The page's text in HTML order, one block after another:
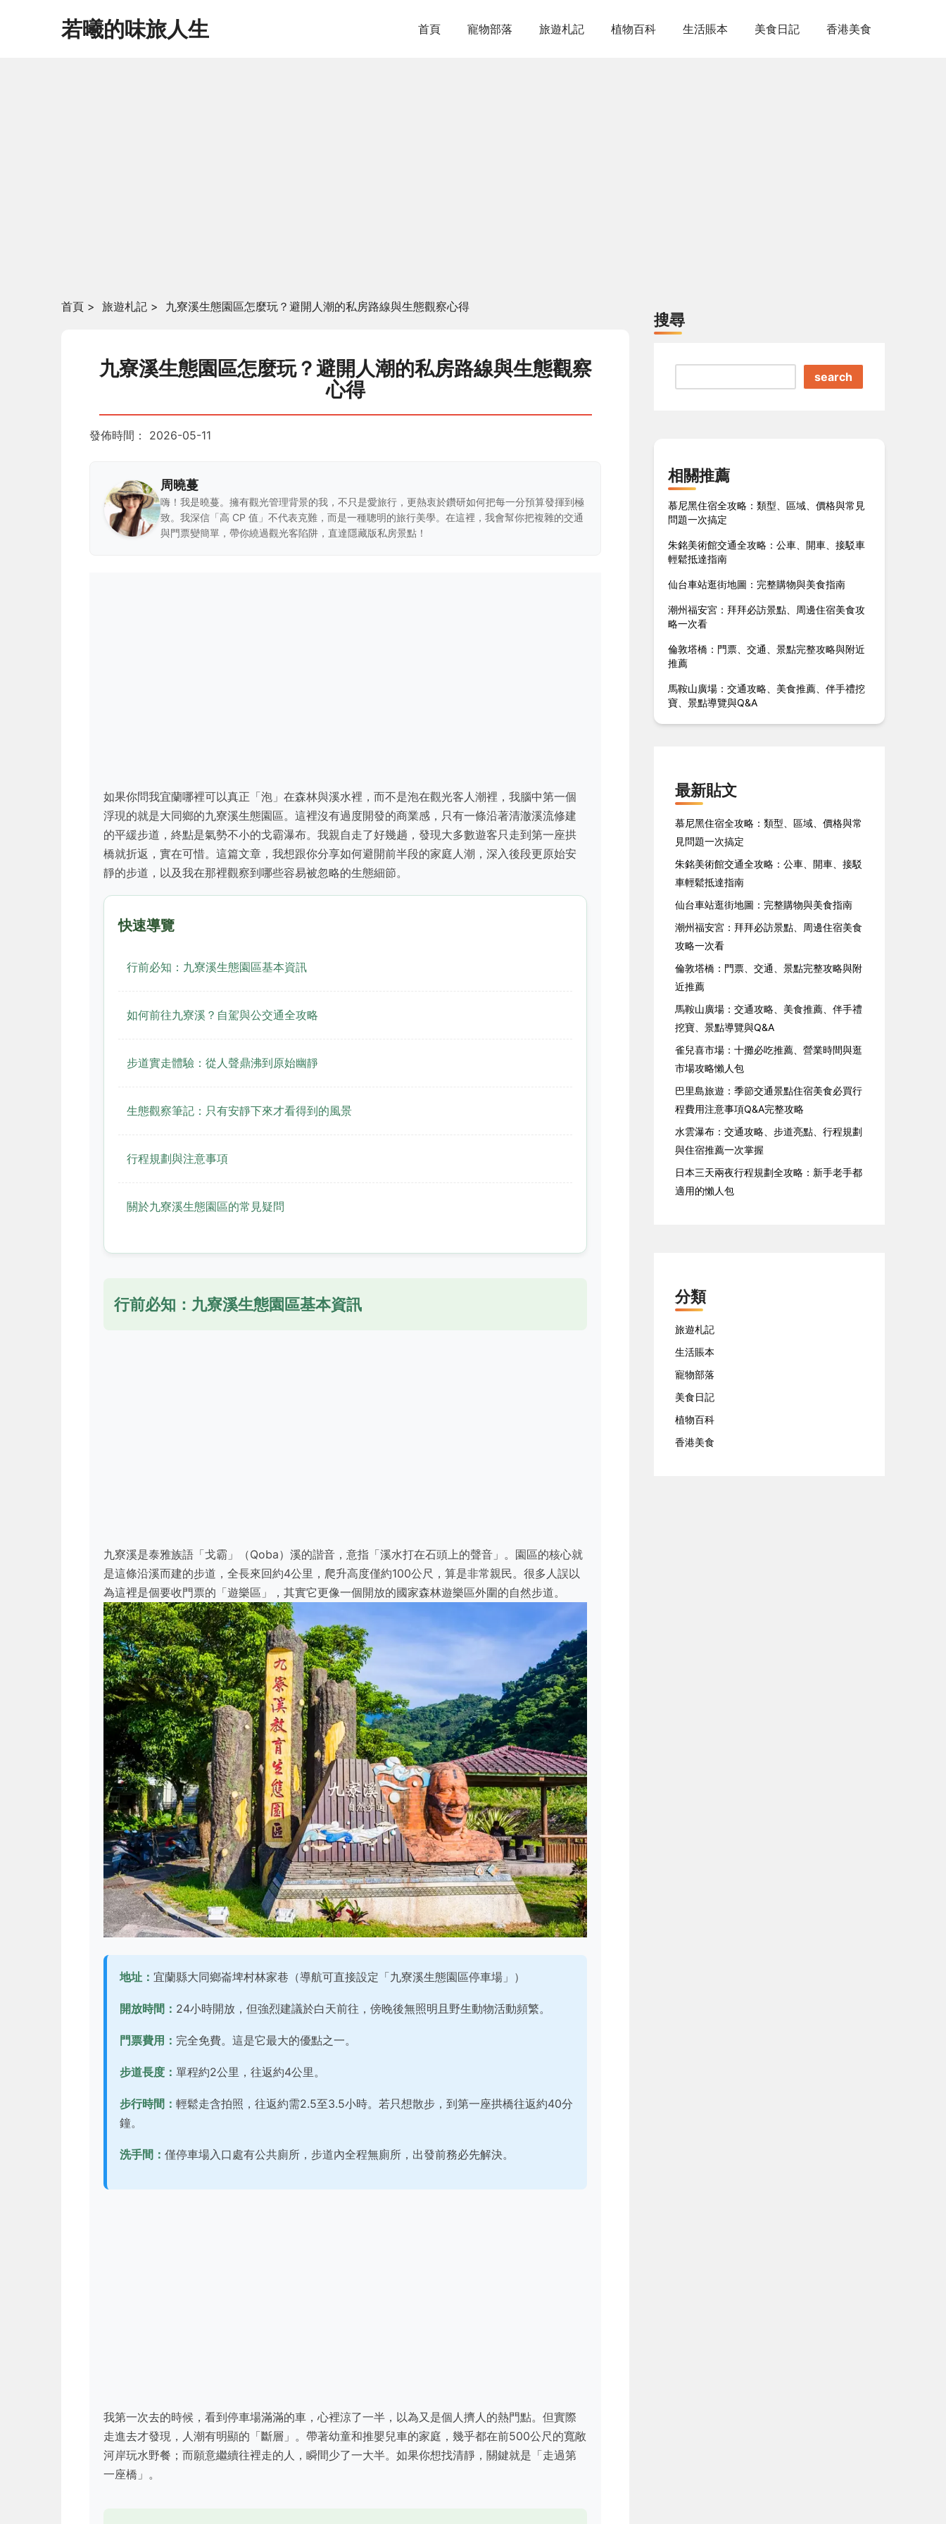
若曦的味旅人生 首頁 寵物部落 旅遊札記 植物百科 生活賬本 美食日記 香港美食
首頁 > 旅遊札記 > 九寮溪生態園區怎麼玩？避開人潮的私房路線與生態觀察心得
九寮溪生態園區怎麼玩？避開人潮的私房路線與生態觀察
心得
發佈時間： 2026-05-11
周曉蔓
嗨！我是曉蔓。擁有觀光管理背景的我，不只是愛旅行，更熱衷於鑽研如何把每一分預算發揮到極
致。我深信「高 CP 值」不代表克難，而是一種聰明的旅行美學。在這裡，我會幫你把複雜的交通
與門票變簡單，帶你繞過觀光客陷阱，直達隱藏版私房景點！
如果你問我宜蘭哪裡可以真正「泡」在森林與溪水裡，而不是泡在觀光客人潮裡，我腦中第一個
浮現的就是大同鄉的九寮溪生態園區。這裡沒有過度開發的商業感，只有一條沿著清澈溪流修建
的平緩步道，終點是氣勢不小的戈霸瀑布。我親自走了好幾趟，發現大多數遊客只走到第一座拱
橋就折返，實在可惜。這篇文章，我想跟你分享如何避開前半段的家庭人潮，深入後段更原始安
靜的步道，以及我在那裡觀察到哪些容易被忽略的生態細節。
快速導覽
行前必知：九寮溪生態園區基本資訊
如何前往九寮溪？自駕與公交通全攻略
步道實走體驗：從人聲鼎沸到原始幽靜
生態觀察筆記：只有安靜下來才看得到的風景
行程規劃與注意事項
關於九寮溪生態園區的常見疑問
行前必知：九寮溪生態園區基本資訊
九寮溪是泰雅族語「戈霸」（Qoba）溪的諧音，意指「溪水打在石頭上的聲音」。園區的核心就
是這條沿溪而建的步道，全長來回約4公里，爬升高度僅約100公尺，算是非常親民。很多人誤以
為這裡是個要收門票的「遊樂區」，其實它更像一個開放的國家森林遊樂區外圍的自然步道。
地址： 宜蘭縣大同鄉崙埤村林家巷（導航可直接設定「九寮溪生態園區停車場」）
開放時間： 24小時開放，但強烈建議於白天前往，傍晚後無照明且野生動物活動頻繁。
門票費用： 完全免費。這是它最大的優點之一。
步道長度： 單程約2公里，往返約4公里。
步行時間： 輕鬆走含拍照，往返約需2.5至3.5小時。若只想散步，到第一座拱橋往返約40分
鐘。
洗手間： 僅停車場入口處有公共廁所，步道內全程無廁所，出發前務必先解決。
我第一次去的時候，看到停車場滿滿的車，心裡涼了一半，以為又是個人擠人的熱門點。但實際
走進去才發現，人潮有明顯的「斷層」。帶著幼童和推嬰兒車的家庭，幾乎都在前500公尺的寬敞
河岸玩水野餐；而願意繼續往裡走的人，瞬間少了一大半。如果你想找清靜，關鍵就是「走過第
一座橋」。
搜尋
search
相關推薦
慕尼黑住宿全攻略：類型、區域、價格與常見
問題一次搞定
朱銘美術館交通全攻略：公車、開車、接駁車
輕鬆抵達指南
仙台車站逛街地圖：完整購物與美食指南
潮州福安宮：拜拜必訪景點、周邊住宿美食攻
略一次看
倫敦塔橋：門票、交通、景點完整攻略與附近
推薦
馬鞍山廣場：交通攻略、美食推薦、伴手禮挖
寶、景點導覽與Q&A
最新貼文
慕尼黑住宿全攻略：類型、區域、價格與常
見問題一次搞定
朱銘美術館交通全攻略：公車、開車、接駁
車輕鬆抵達指南
仙台車站逛街地圖：完整購物與美食指南
潮州福安宮：拜拜必訪景點、周邊住宿美食
攻略一次看
倫敦塔橋：門票、交通、景點完整攻略與附
近推薦
馬鞍山廣場：交通攻略、美食推薦、伴手禮
挖寶、景點導覽與Q&A
雀兒喜市場：十攤必吃推薦、營業時間與逛
市場攻略懶人包
巴里島旅遊：季節交通景點住宿美食必買行
程費用注意事項Q&A完整攻略
水雲瀑布：交通攻略、步道亮點、行程規劃
與住宿推薦一次掌握
日本三天兩夜行程規劃全攻略：新手老手都
適用的懶人包
分類
旅遊札記
生活賬本
寵物部落
美食日記
植物百科
香港美食